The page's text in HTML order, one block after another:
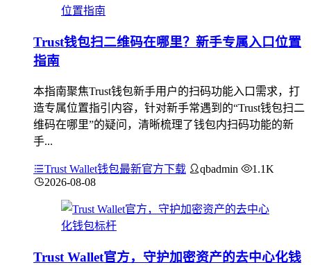
Trust钱包扫二维码在哪里？新手专属入口位置
指南
本指南聚焦Trust钱包新手用户的扫码功能入口需求，打
造专属位置指引内容，针对新手常遇到的“Trust钱包扫二
维码在哪里”的疑问，清晰梳理了钱包内扫码功能的新
手...
Trust Wallet钱包最新官方下载 qbadmin
1.1K
2026-08-08
Trust Wallet官方，守护加密资产的去中心化钱